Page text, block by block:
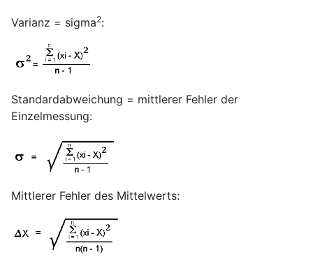
Varianz = sigma2:
Standardabweichung = mittlerer Fehler der
Einzelmessung:
Mittlerer Fehler des Mittelwerts: